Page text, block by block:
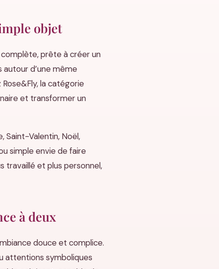
objet
prête à créer un
d’une même
la catégorie
et transformer un
Saint-Valentin, Noël,
simple envie de faire
travaillé et plus personnel,
à deux
douce et complice.
attentions symboliques